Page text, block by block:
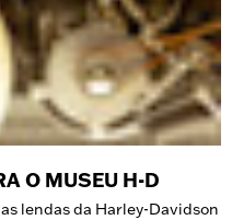
O MUSEU H-D
lendas da Harley-Davidson